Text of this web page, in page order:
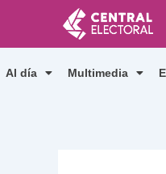
contenido
Al día Multimedia